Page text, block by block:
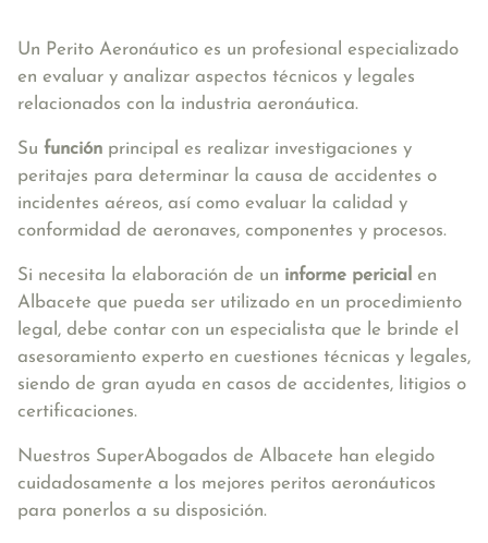
Un Perito Aeronáutico es un profesional especializado
en evaluar y analizar aspectos técnicos y legales
relacionados con la industria aeronáutica.
Su función principal es realizar investigaciones y
peritajes para determinar la causa de accidentes o
incidentes aéreos, así como evaluar la calidad y
conformidad de aeronaves, componentes y procesos.
Si necesita la elaboración de un informe pericial en
Albacete que pueda ser utilizado en un procedimiento
legal, debe contar con un especialista que le brinde el
asesoramiento experto en cuestiones técnicas y legales,
siendo de gran ayuda en casos de accidentes, litigios o
certificaciones.
Nuestros SuperAbogados de Albacete han elegido
cuidadosamente a los mejores peritos aeronáuticos
para ponerlos a su disposición.